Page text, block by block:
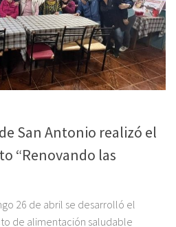
San Antonio realizó el
“Renovando las
26 de abril se desarrolló el
de alimentación saludable